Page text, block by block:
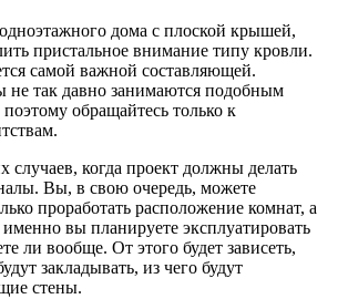
дома с плоской крышей,
пристальное внимание типу кровли.
самой важной составляющей.
не так давно занимаются подобным
обращайтесь только к
случаев, когда проект должны делать
Вы, в свою очередь, можете
проработать расположение комнат, а
именно вы планируете эксплуатировать
ли вообще. От этого будет зависеть,
закладывать, из чего будут
стены.